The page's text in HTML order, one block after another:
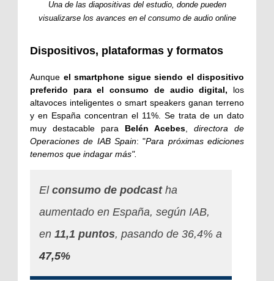
Una de las diapositivas del estudio, donde pueden
visualizarse los avances en el consumo de audio online
Dispositivos, plataformas y formatos
Aunque el smartphone sigue siendo el dispositivo
preferido para el consumo de audio digital, los
altavoces inteligentes o smart speakers ganan terreno
y en España concentran el 11%. Se trata de un dato
muy destacable para Belén Acebes
directora de
Operaciones de IAB Spain: "Para próximas ediciones
tenemos que indagar más".
El consumo de podcastha
aumentado en España, según IAB,
en 11,1 puntos, pasando de 36,4% a
47,5%